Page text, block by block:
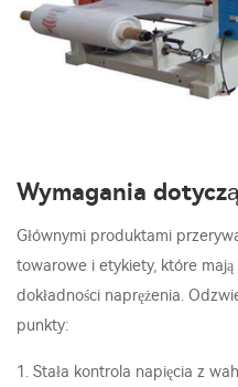
Wymagania
Głównymi produktami
towarowe i etykiety, które
dokładności naprężenia.
punkty:
1. Stała kontrola napięcia z